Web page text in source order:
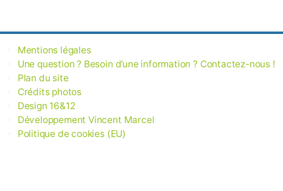
Mentions légales
Une question ? Besoin d’une information ? Contactez-nous !
Plan du site
Crédits photos
Design 16&12
Développement Vincent Marcel
Politique de cookies (EU)